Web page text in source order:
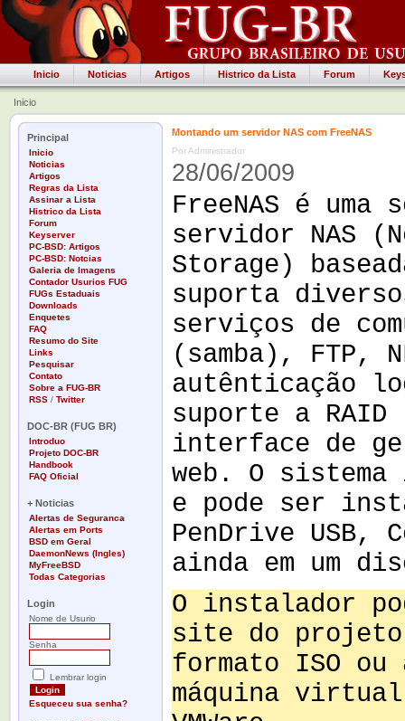
Inicio Noticias Artigos Histrico da Lista Forum
Inicio
Principal
Inicio
Noticias
Artigos
Regras da Lista
Assinar a Lista
Histrico da Lista
Forum
Keyserver
PC-BSD: Artigos
PC-BSD: Notcias
Galeria de Imagens
Contador Usurios FUG
FUGs Estaduais
Downloads
Enquetes
FAQ
Resumo do Site
Links
Pesquisar
Contato
Sobre a FUG-BR
RSS / Twitter
DOC-BR (FUG BR)
Introduo
Projeto DOC-BR
Handbook
FAQ Oficial
+ Noticias
Alertas de Seguranca
Alertas em Ports
BSD em Geral
DaemonNews (Ingles)
MyFreeBSD
Todas Categorias
Login
Nome de Usurio
Senha
Lembrar login
Esqueceu sua senha?
Montando um servidor NAS com FreeNAS
Por Administrador
28/06/2009
FreeNAS é
servidor NAS
Storage)
suporta
serviços de
(samba), FTP,
autênticação
suporte a
interface de
web. O
e pode ser
PenDrive USB,
ainda em um
O instalador
site do
formato ISO ou
máquina